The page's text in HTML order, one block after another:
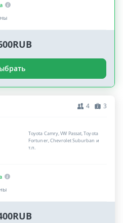
4 3
Toyota Camry, VW Passat, Toyota
Fortuner, Chevrolet Suburban и
т.п.